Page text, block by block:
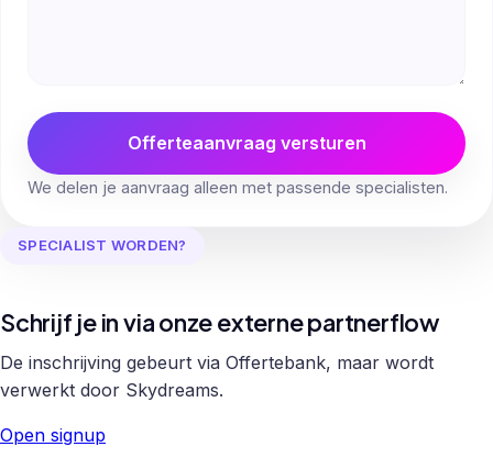
Offerteaanvraag versturen
We delen je aanvraag alleen met passende specialisten.
SPECIALIST WORDEN?
Schrijf je in via onze externe partnerflow
De inschrijving gebeurt via Offertebank, maar wordt
verwerkt door Skydreams.
Open signup